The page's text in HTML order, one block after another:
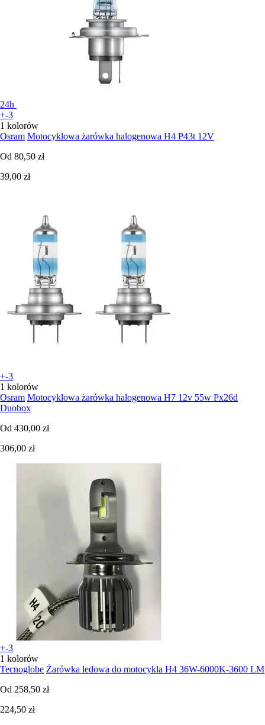
24h
+-3
1 kolorów
Osram Motocyklowa żarówka halogenowa H4 P43t 12V
Od 80,50 zł
39,00 zł
+-3
1 kolorów
Osram Motocyklowa żarówka halogenowa H7 12v 55w Px26d
Duobox
Od 430,00 zł
306,00 zł
+-3
1 kolorów
Tecnoglobe Żarówka ledowa do motocykla H4 36W-6000K-3600 LM
Od 258,50 zł
224,50 zł